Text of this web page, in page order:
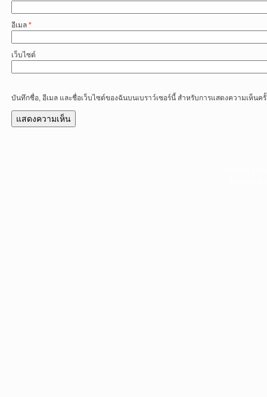
อีเมล *
เว็บไซต์
บันทึกชื่อ, อีเมล และชื่อเว็บไซต์ของฉันบนเบราว์เซอร์นี้ สำหรับการแสดงความเห็นค